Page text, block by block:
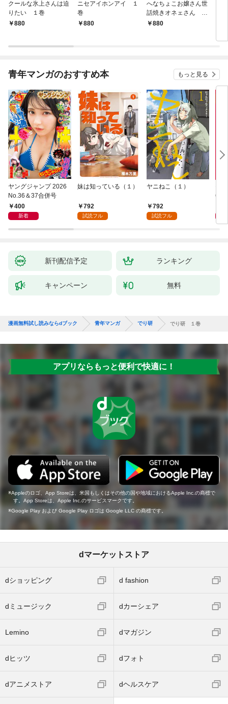
クールな氷上さんは迫
りたい １巻
880
ニセアイホンアイ １
巻
880
へなちょこお嬢さん世
話焼きオネェさん １
巻880
青年マンガのおすすめ本 もっと見る
ヤングジャンプ 2026
No.36＆37合併号
400
新着
妹は知っている（１）
792
試読フル
ヤニねこ（１）
792
試読フル
6・
新刊配信予定 ランキング
キャンペーン 無料
漫画無料試し読みならdブック 青年マンガ でり研 でり研 １巻
アプリならもっと便利で快適に！
Appleのロゴ、App Storeは、米国もしくはその他の国や地域におけるApple Inc.の商標で
す。App Storeは、Apple Inc.のサービスマークです。
Google Play および Google Play ロゴは Google LLC の商標です。
dマーケットストア
dショッピング d fashion
dミュージック dカーシェア
Lemino dマガジン
dヒッツ dフォト
dアニメストア dヘルスケア